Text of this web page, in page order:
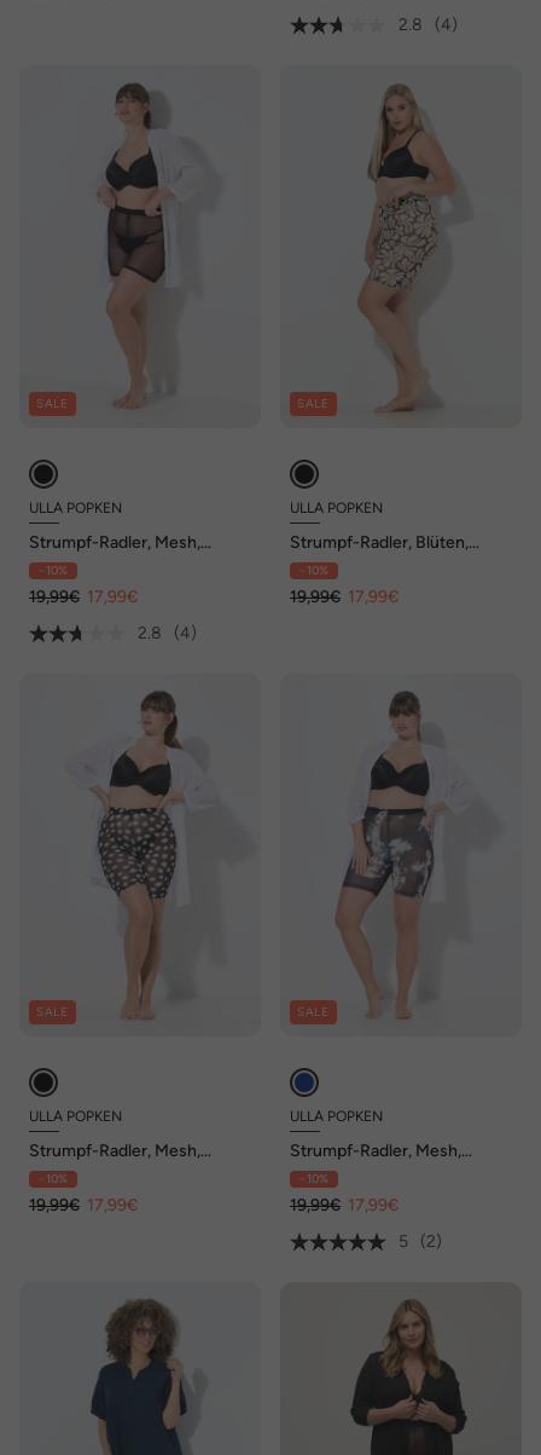
2.8
(4)
SALE
ULLA POPKEN
Strumpf-Radler, Mesh,
Punkte, Oberschenkel-
Schutz
- 10%
19,99€ 17,99€
2.8
(4)
SALE
ULLA POPKEN
Strumpf-Radler, Blüten,
Oberschenkel-Schutz
- 10%
19,99€ 17,99€
SALE
ULLA POPKEN
Strumpf-Radler, Mesh,
Blüten, Oberschenkel-
Schutz
- 10%
19,99€ 17,99€
SALE
ULLA POPKEN
Strumpf-Radler, Mesh,
Muster, Oberschenkel-
Schutz
- 10%
19,99€ 17,99€
5
(2)